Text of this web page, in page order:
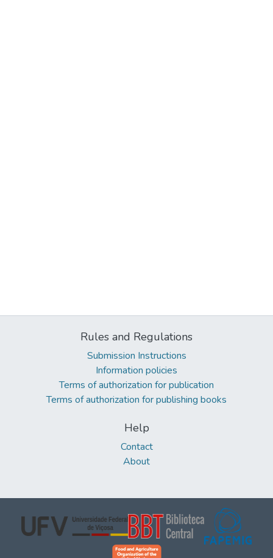
Rules and Regulations
Submission Instructions
Information policies
Terms of authorization for publication
Terms of authorization for publishing books
Help
Contact
About